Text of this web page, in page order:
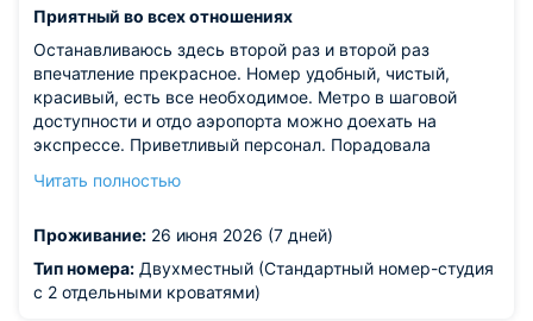
Приятный во всех отношениях
Останавливаюсь здесь второй раз и второй раз
впечатление прекрасное. Номер удобный, чистый,
красивый, есть все необходимое. Метро в шаговой
доступности и отдо аэропорта можно доехать на
экспрессе. Приветливый персонал. Порадовала
присланная накануне приезда.
быстро и надо долго ждать, пока заработает снова.
Читать полностью
Проживание: 26 июня 2026 (7 дней)
Тип номера: Двухместный (Стандартный номер-студия
с 2 отдельными кроватями)